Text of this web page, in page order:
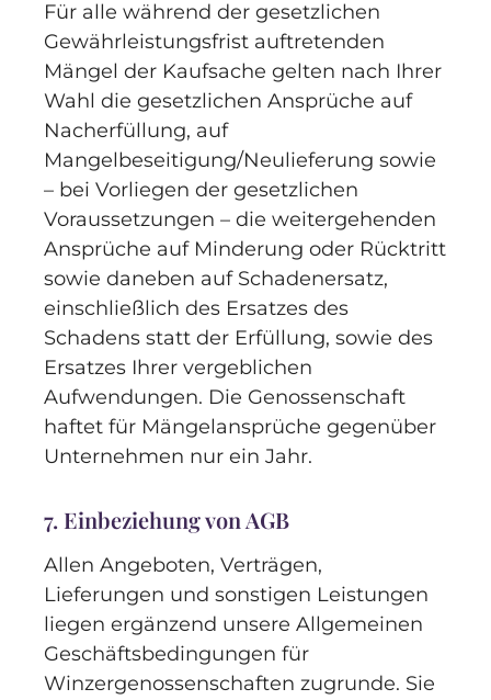
Für alle während der gesetzlichen
Gewährleistungsfrist auftretenden
Mängel der Kaufsache gelten nach Ihrer
Wahl die gesetzlichen Ansprüche auf
Nacherfüllung, auf
Mangelbeseitigung/Neulieferung sowie
– bei Vorliegen der gesetzlichen
Voraussetzungen – die weitergehenden
Ansprüche auf Minderung oder Rücktritt
sowie daneben auf Schadenersatz,
einschließlich des Ersatzes des
Schadens statt der Erfüllung, sowie des
Ersatzes Ihrer vergeblichen
Aufwendungen. Die Genossenschaft
haftet für Mängelansprüche gegenüber
Unternehmen nur ein Jahr.
7. Einbeziehung von AGB
Allen Angeboten, Verträgen,
Lieferungen und sonstigen Leistungen
liegen ergänzend unsere Allgemeinen
Geschäftsbedingungen für
Winzergenossenschaften zugrunde. Sie